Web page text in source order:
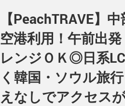
【PeachTRAVE】
空港利用！午前出
レンジＯＫ◎日系
く韓国・ソウル旅
えなしでアクセス